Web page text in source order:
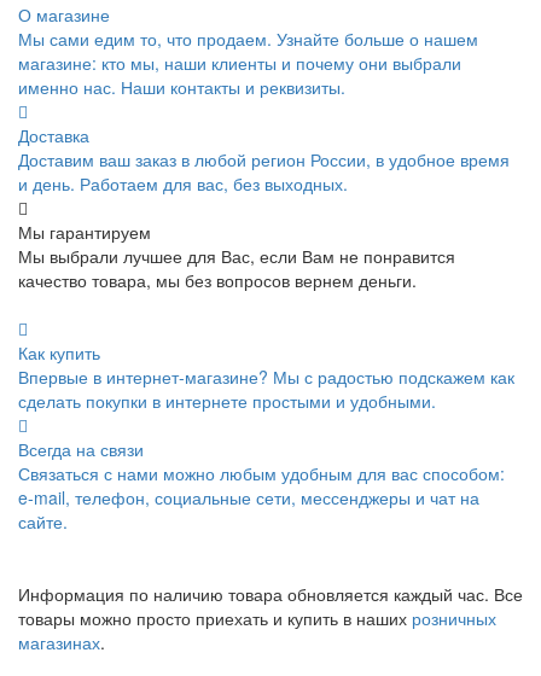
О магазине
Мы сами едим то, что продаем. Узнайте больше о нашем
магазине: кто мы, наши клиенты и почему они выбрали
именно нас. Наши контакты и реквизиты.
Доставка
Доставим ваш заказ в любой регион России, в удобное время
и день. Работаем для вас, без выходных.
Мы гарантируем
Мы выбрали лучшее для Вас, если Вам не понравится
качество товара, мы без вопросов вернем деньги.
Как купить
Впервые в интернет-магазине? Мы с радостью подскажем как
сделать покупки в интернете простыми и удобными.
Всегда на связи
Связаться с нами можно любым удобным для вас способом:
e-mail, телефон, социальные сети, мессенджеры и чат на
сайте.
Информация по наличию товара обновляется каждый час. Все
товары можно просто приехать и купить в наших розничных
магазинах.